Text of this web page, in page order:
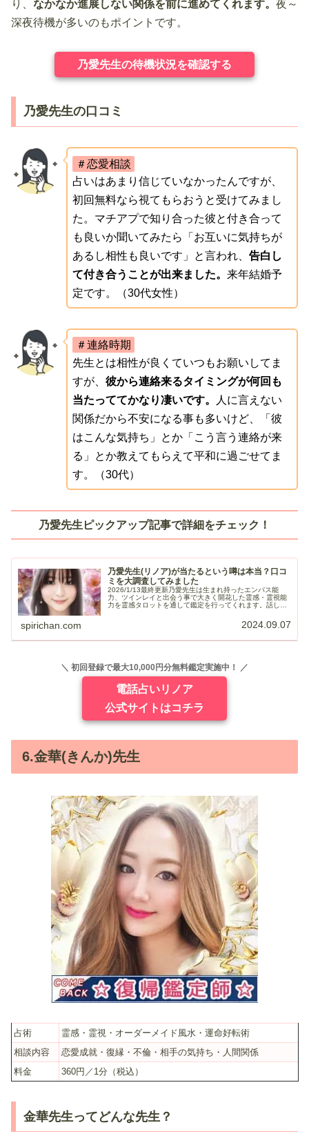
り、 なかなか進展しない関係を前に進めてくれます。 夜～
深夜待機が多いのもポイントです。
乃愛先生の待機状況を確認する
乃愛先生の口コミ
＃恋愛相談
占いはあまり信じていなかったんですが、
初回無料なら視てもらおうと受けてみまし
た。マチアプで知り合った彼と付き合って
も良いか聞いてみたら「お互いに気持ちが
あるし相性も良いです」と言われ、 告白し
て付き合うことが出来ました。 来年結婚予
定です。（30代女性）
＃連絡時期
先生とは相性が良くていつもお願いしてま
すが、 彼から連絡来るタイミングが何回も
当たっててかなり凄いです。
人に言えない
関係だから不安になる事も多いけど、「彼
はこんな気持ち」とか「こう言う連絡が来
る」とか教えてもらえて平和に過ごせてま
す。（30代）
乃愛先生ピックアップ記事で詳細をチェック！
乃愛先生(リノア)が当たるという噂は本当？口コ
ミを大調査してみました
2026/1/13最終更新乃愛先生は生まれ持ったエンパス能
力、ツインレイと出会う事で大きく開花した霊感・霊視能
力を霊感タロットを通して鑑定を行ってくれます。話しや
spirichan.com 2024.09.07
＼ 初回登録で最大10,000円分無料鑑定実施中！ ／
電話占いリノア
公式サイトはコチラ
6.金華(きんか)先生
占術
霊感・霊視・オーダーメイド風水・運命好転術
相談内容
恋愛成就・復縁・不倫・相手の気持ち・人間関係
料金
360円／1分（税込）
金華先生ってどんな先生？